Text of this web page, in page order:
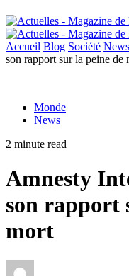
Accueil Blog Société News
son rapport sur la peine de
Monde
News
2 minute read
Amnesty
son rapport
mort